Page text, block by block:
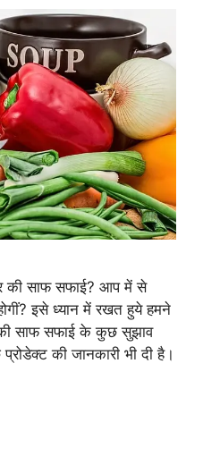
की साफ सफाई? आप में से
इसे ध्यान में रखत हुये हमने
साफ सफाई के कुछ सुझाव
की जानकारी भी दी है।